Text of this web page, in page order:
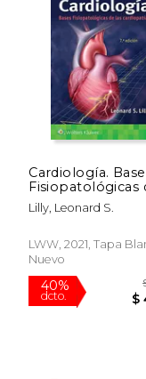
40%
dcto.
Cardiología.
Fisiopatológicas
Las Cardiopatías
Lilly, Leonard S.
LWW, 2021, Tapa
Nuevo